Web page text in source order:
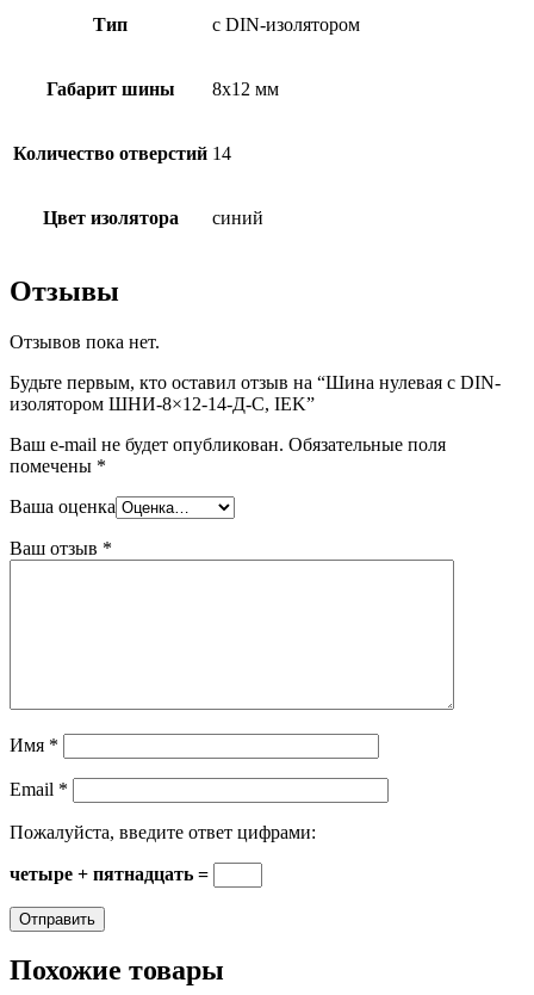
Тип с DIN-изолятором
Габарит шины 8х12 мм
Количество отверстий 14
Цвет изолятора синий
Отзывы
Отзывов пока нет.
Будьте первым, кто оставил отзыв на “Шина нулевая с DIN-
изолятором ШНИ-8×12-14-Д-С, IEK”
Ваш e-mail не будет опубликован. Обязательные поля
помечены *
Ваша оценка
Ваш отзыв *
Имя *
Email *
Пожалуйста, введите ответ цифрами:
четыре + пятнадцать =
Похожие товары